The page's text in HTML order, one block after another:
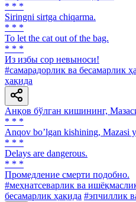
* * *
Siringni sirtga chiqarma.
* * *
To let the cat out of the bag.
* * *
Из избы cop невыноси!
#самарадорлик ва бесамарлик
ҳақида
Анқов бўлган кишининг,
* * *
Аnqov boʼlgan kishining, Mazasi
* * *
Delays are dangerous.
* * *
Промедление смерти подобно.
#меҳнатсеварлик ва
бесамарлик ҳақида #эпчиллик